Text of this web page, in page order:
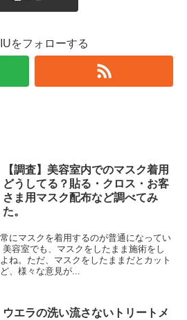
をフォローする
【調査】美容室内でのマスク着用
どうしてる？貼る・クロス・お客
さま用マスク配布など調べてみ
た。
にマスクを着用するのが普通になってい
容室でも、マスクをしたまま施術をし
ね。ただ、マスクをしたままだとカット
、様々な意見が...
ウエラの洗い流さないトリートメ